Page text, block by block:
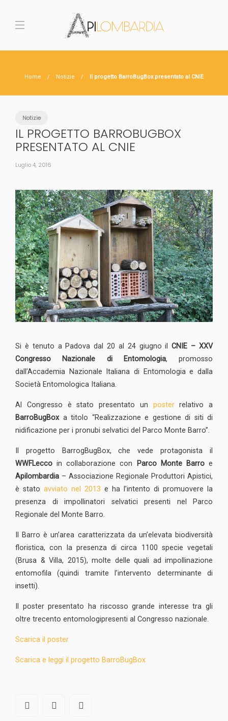
Home Notizie Il progetto BarroBugBox presentato al CNIE
Notizie
IL PROGETTO BARROBUGBOX
PRESENTATO AL CNIE
Luglio 4, 2016
Si è tenuto a Padova dal 20 al 24 giugno ilCNIE – XXV
Congresso Nazionale di Entomologia, promosso
dall’Accademia Nazionale Italiana di Entomologia e dalla
Società Entomologica Italiana.
Al Congresso è stato presentato un posterrelativo a
BarroBugBoxa titolo “Realizzazione e gestione di siti di
nidificazione per i pronubi selvatici del Parco Monte Barro”.
Il progetto BarrogBugBox, che vede protagonista il
WWFLecco in collaborazione con Parco Monte Barroe
Apilombardia – Associazione Regionale Produttori Apistici,
è stato avviato nel 2013 e ha l’intento di promuovere la
presenza di impollinatori selvatici presenti nel Parco
Regionale del Monte Barro.
Il Barro è un’area caratterizzata da un’elevata biodiversità
floristica, con la presenza di circa 1100 specie vegetali
(Brusa & Villa, 2015), molte delle quali ad impollinazione
entomofila (quindi tramite l’intervento determinante di
insetti).
Il poster presentato ha riscosso grande interesse tra gli
oltre trecento entomologipresenti al Congresso nazionale.
Scarica il poster
Scarica e leggi il progetto BarroBugBox